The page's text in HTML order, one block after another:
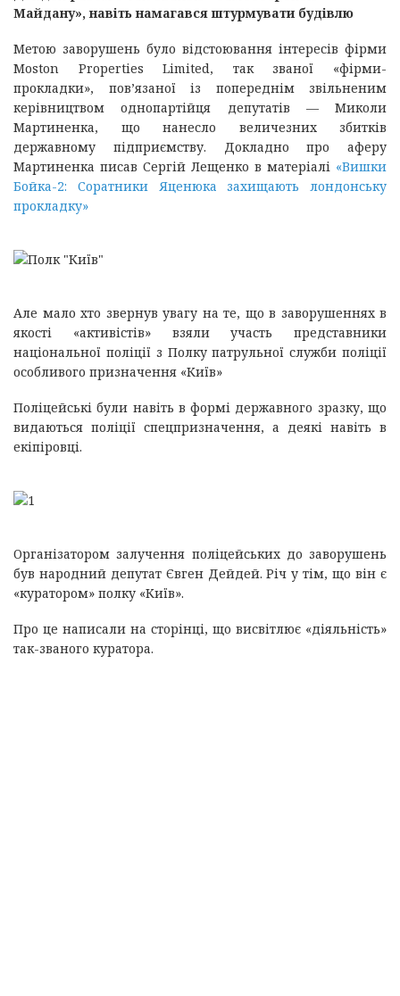
Майдану», навіть намагався штурмувати будівлю
Метою заворушень було відстоювання інтересів фірми
Мoston Properties Limited, так званої «фірми-
прокладки», пов’язаної із попереднім звільненим
керівництвом однопартійця депутатів — Миколи
Мартиненка, що нанесло величезних збитків
державному підприємству. Докладно про аферу
Мартиненка писав Сергій Лещенко в матеріалі «Вишки
Бойка-2: Соратники Яценюка захищають лондонську
прокладку»
Але мало хто звернув увагу на те, що в заворушеннях в
якості «активістів» взяли участь представники
національної поліції з Полку патрульної служби поліції
особливого призначення «Київ»
Поліцейські були навіть в формі державного зразку, що
видаються поліції спецпризначення, а деякі навіть в
екіпіровці.
Організатором залучення поліцейських до заворушень
був народний депутат Євген Дейдей. Річ у тім, що він є
«куратором» полку «Київ».
Про це написали на сторінці, що висвітлює «діяльність»
так-званого куратора.